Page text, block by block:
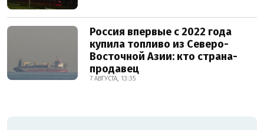
Россия впервые с 2022 года
купила топливо из Северо-
Восточной Азии: кто страна-
продавец
7 АВГУСТА, 13:35